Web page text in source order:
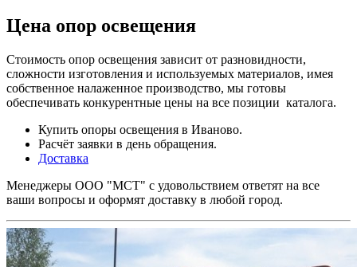
Цена опор освещения
Стоимость опор освещения зависит от разновидности,
сложности изготовления и используемых материалов, имея
собственное налаженное производство, мы готовы
обеспечивать конкурентные цены на все позиции каталога.
Купить опоры освещения в Иваново.
Расчёт заявки в день обращения.
Доставка
Менеджеры ООО "МСТ" с удовольствием ответят на все
ваши вопросы и оформят доставку в любой город.